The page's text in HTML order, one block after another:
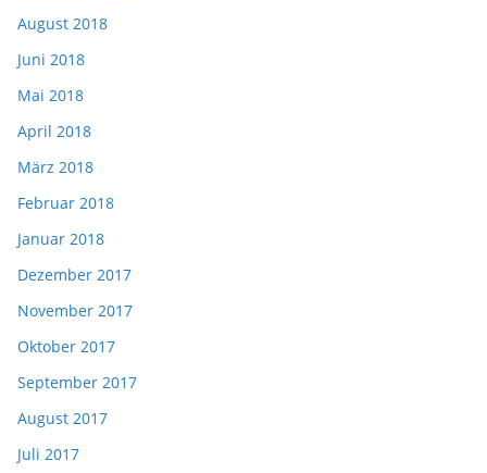
August 2018
Juni 2018
Mai 2018
April 2018
März 2018
Februar 2018
Januar 2018
Dezember 2017
November 2017
Oktober 2017
September 2017
August 2017
Juli 2017